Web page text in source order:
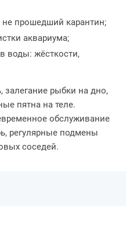
прошедший карантин;
аквариума;
воды: жёсткости,
залегание рыбки на дно,
пятна на теле.
обслуживание
регулярные подмены
соседей.